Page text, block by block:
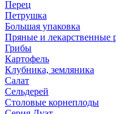
Перец
Петрушка
Большая упаковка
Пряные и лекарственные
Грибы
Картофель
Клубника, земляника
Салат
Сельдерей
Столовые корнеплоды